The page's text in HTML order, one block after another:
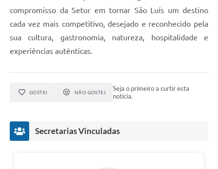
compromisso da Setur em tornar São Luís um destino
cada vez mais competitivo, desejado e reconhecido pela
sua cultura, gastronomia, natureza, hospitalidade e
experiências autênticas.
GOSTEI NÃO GOSTEI
Seja o primeiro a curtir esta
notícia.
Secretarias Vinculadas